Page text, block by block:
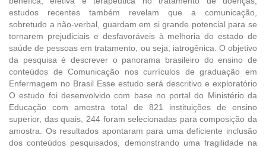
estudos recentes também revelam que a comunicação,
sobretudo a não-verbal, guardam em si grande potencial para se
tornarem prejudiciais e desfavoráveis à melhoria do estado de
saúde de pessoas em tratamento, ou seja, iatrogênica. O objetivo
da pesquisa é descrever o panorama brasileiro do ensino de
conteúdos de Comunicação nos currículos de graduação em
Enfermagem no Brasil Esse estudo será descritivo e exploratório
O estudo foi desenvolvido com base no portal do Ministério da
Educação com amostra total de 821 instituições de ensino
superior, das quais, 244 foram selecionadas para composição da
amostra. Os resultados apontaram para uma deficiente inclusão
dos conteúdos pesquisados, demonstrando uma fragilidade na